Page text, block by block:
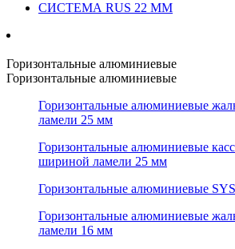
СИСТЕМА RUS 22 ММ
Горизонтальные алюминиевые
Горизонтальные алюминиевые
Горизонтальные алюминиевые
ламели 25 мм
Горизонтальные алюминиевые
шириной ламели 25 мм
Горизонтальные алюминиевые
Горизонтальные алюминиевые
ламели 16 мм